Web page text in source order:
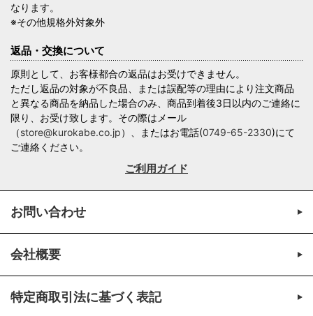
なります。
※その他規格外対象外
返品・交換について
原則として、お客様都合の返品はお受けできません。
ただし返品の対象が不良品、または誤配等の理由により注文商品
と異なる商品を納品した場合のみ、商品到着後3日以内のご連絡に
限り、お受け致します。その際はメール
（store@kurokabe.co.jp）、またはお電話(0749-65-2330)にて
ご連絡ください。
ご利用ガイド
お問い合わせ
会社概要
特定商取引法に基づく表記